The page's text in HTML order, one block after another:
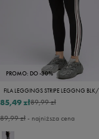
PROMO: DO -30%
FILA LEGGINGS STRIPE LEGGNG
89,99 zł
85,49 zł
89,99 zł- najniższa cena